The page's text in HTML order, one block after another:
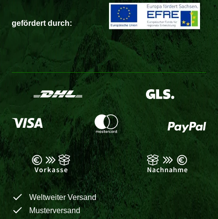
gefördert durch:
Weltweiter Versand
Musterversand